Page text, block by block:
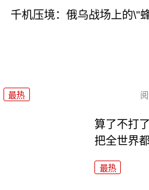
千机压境：俄乌战场上的\"
最热
算了不打
把全世界
最热